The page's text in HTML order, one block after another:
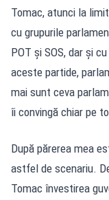
Tomac, atunci la
cu grupurile
POT și SOS, dar și
aceste partide,
mai sunt ceva
îi convingă chiar pe
După părerea mea
astfel de scenariu.
Tomac învestirea